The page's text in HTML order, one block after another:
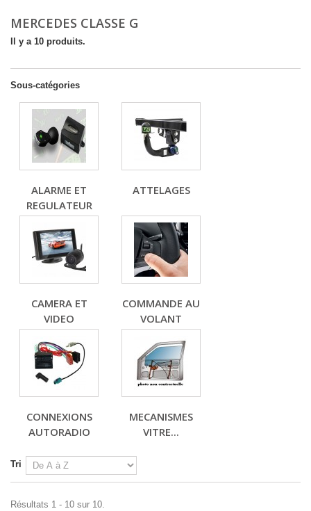
MERCEDES CLASSE G
Il y a 10 produits.
Sous-catégories
ALARME ET
REGULATEUR
ATTELAGES
CAMERA ET
VIDEO
COMMANDE AU
VOLANT
CONNEXIONS
AUTORADIO
MECANISMES
VITRE...
Tri
Résultats 1 - 10 sur 10.